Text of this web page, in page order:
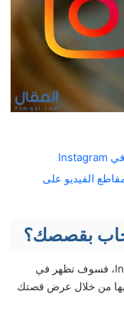
الفيديو على
بقصصك؟
إذا أُعجب شخص ما بقصتك على Instagram، فسوف تظهر في
من خلال عرض قصتك